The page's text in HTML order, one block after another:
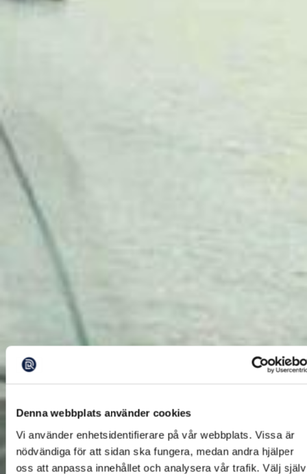
Denna webbplats använder cookies
Vi använder enhetsidentifierare på vår webbplats. Vissa är
nödvändiga för att sidan ska fungera, medan andra hjälper
oss att anpassa innehållet och analysera vår trafik. Välj själv